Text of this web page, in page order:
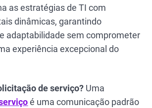
as estratégias de TI com
dinâmicas, garantindo
adaptabilidade sem comprometer
experiência excepcional do
de serviço? Uma
é uma comunicação padrão